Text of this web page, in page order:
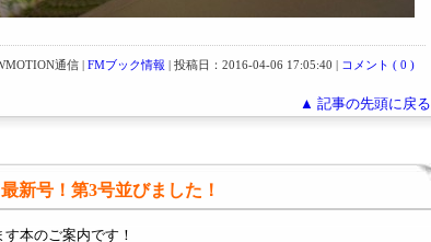
通信 | FMブック情報 | 投稿日：2016-04-06 17:05:40 | コメント ( 0 )
▲ 記事の先頭に戻る
号！第3号並びました！
本のご案内です！